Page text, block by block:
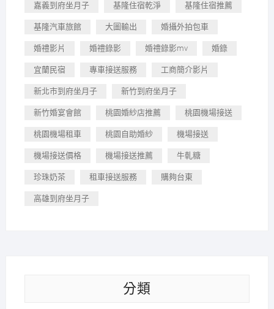
嘉義到府坐月子 基隆住宿乾淨 基隆住宿推薦
基隆汽車旅館 大圖輸出 婚攝外拍包車
婚禮影片 婚禮錄影 婚禮錄影mv 婚錄
宜蘭民宿 專車接送服務 工商簡介影片
新北市到府坐月子 新竹到府坐月子
新竹婚宴會館 桃園婚紗店推薦 桃園機場接送
桃園機場租車 桃園自助婚紗 機場接送
機場接送價格 機場接送推薦 牛軋糖
珍珠奶茶 租車接送服務 購夠台東
高雄到府坐月子
分類